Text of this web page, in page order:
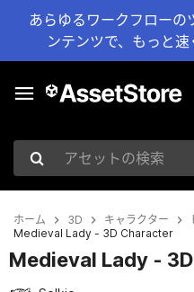
あらゆるワークフローの
ンテンツで、もっと
アセットの検索
ホーム 3D キャラクター
Medieval Lady - 3D Character
Medieval Lady -